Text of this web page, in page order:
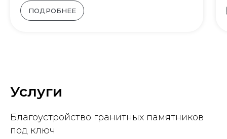
ПОДРОБНЕЕ
Услуги
Благоустройство гранитных памятников
под ключ